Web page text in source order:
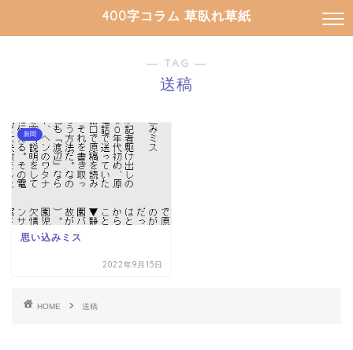
400字コラム 草臥れ草紙
― TAG ―
送稿
新聞
思い込みミス
2022年9月15日
HOME 送稿